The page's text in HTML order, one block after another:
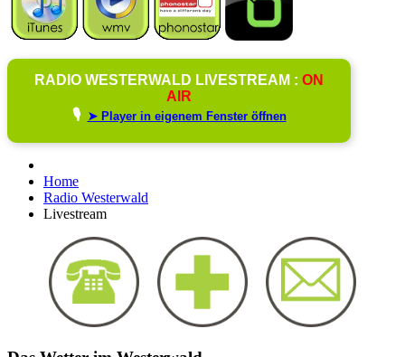
RADIO WESTERWALD LIVESTREAM : ON
AIR
🎙️ ➤ Player in eigenem Fenster öffnen
Home
Radio Westerwald
Livestream